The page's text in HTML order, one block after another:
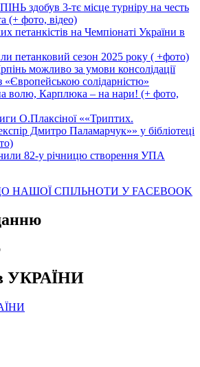
здобув 3-тє місце турніру на честь
(+ фото, відео)
петанкістів на Чемпіонаті України в
петанковий сезон 2025 року ( +фото)
можливо за умови консолідації
«Європейською солідарністю»
волю, Карплюка – на нари! (+ фото,
О.Плаксіної ««Триптих.
Дмитро Паламарчук»» у бібліотеці
82-у річницю створення УПА
УКРАЇНИ